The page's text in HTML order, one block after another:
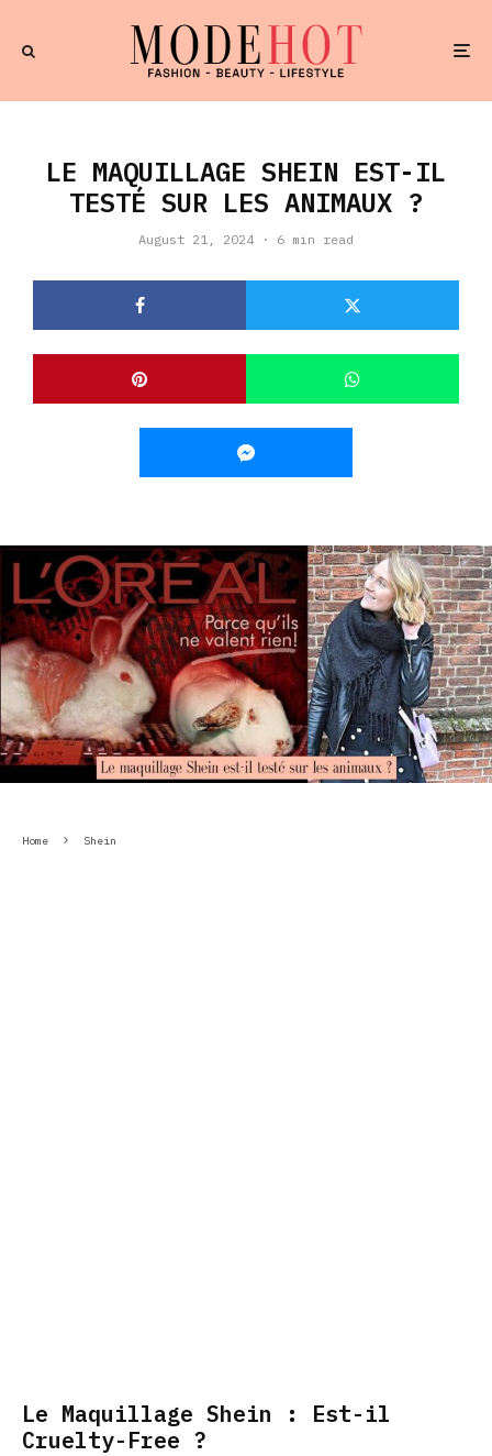
LE MAQUILLAGE SHEIN EST-IL
TESTÉ SUR LES ANIMAUX ?
August 21, 2024 · 6 min read
Home Shein
Le Maquillage Shein : Est-il
Cruelty-Free ?